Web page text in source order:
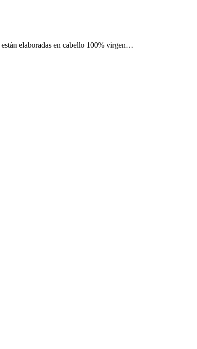
están elaboradas en cabello 100% virgen…